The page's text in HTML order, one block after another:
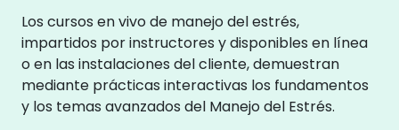
Los cursos en vivo de manejo del estrés,
impartidos por instructores y disponibles en línea
o en las instalaciones del cliente, demuestran
mediante prácticas interactivas los fundamentos
y los temas avanzados del Manejo del Estrés.